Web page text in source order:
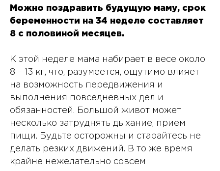
Можно поздравить будущую маму, срок
беременности на 34 неделе составляет
8 с половиной месяцев.
К этой неделе мама набирает в весе около
8 – 13 кг, что, разумеется, ощутимо влияет
на возможность передвижения и
выполнения повседневных дел и
обязанностей. Большой живот может
несколько затруднять дыхание, прием
пищи. Будьте осторожны и старайтесь не
делать резких движений. В то же время
крайне нежелательно совсем